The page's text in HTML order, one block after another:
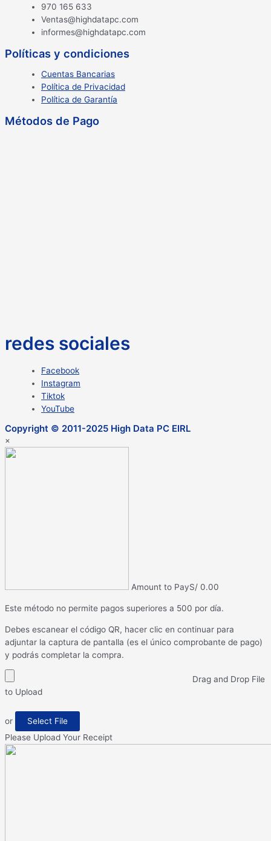
970 165 633
Ventas@highdatapc.com
informes@highdatapc.com
Políticas y condiciones
Cuentas Bancarias
Política de Privacidad
Política de Garantía
Métodos de Pago
redes sociales
Facebook
Instagram
Tiktok
YouTube
Copyright © 2011-2025 High Data PC EIRL
×
Amount to PayS/ 0.00
Este método no permite pagos superiores a 500 por día.
Debes escanear el código QR, hacer clic en continuar para
adjuntar la captura de pantalla (es el único comprobante de pago)
y podrás completar la compra.
Drag and Drop File
to Upload
or
Select File
Please Upload Your Receipt